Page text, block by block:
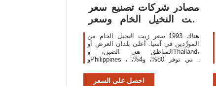
مصادر شركات تصنيع سعر
زيت النخيل الخام وسعر
زيت النخيل
هناك 1993 سعر زيت النخيل الخام من
المورِّدين في آسيا. أعلى بلدان العرض أو
المناطق هي الصين، وThailand،
وPhilippines ، والتي توفر 80%، و4%،
التوالي.
احصل على السعر